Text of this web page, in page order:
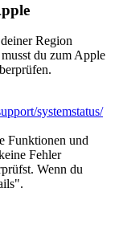
Region
du zum Apple
systemstatus/
Funktionen und
Fehler
Wenn du